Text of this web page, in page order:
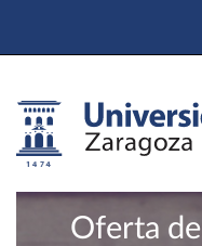
Oferta de